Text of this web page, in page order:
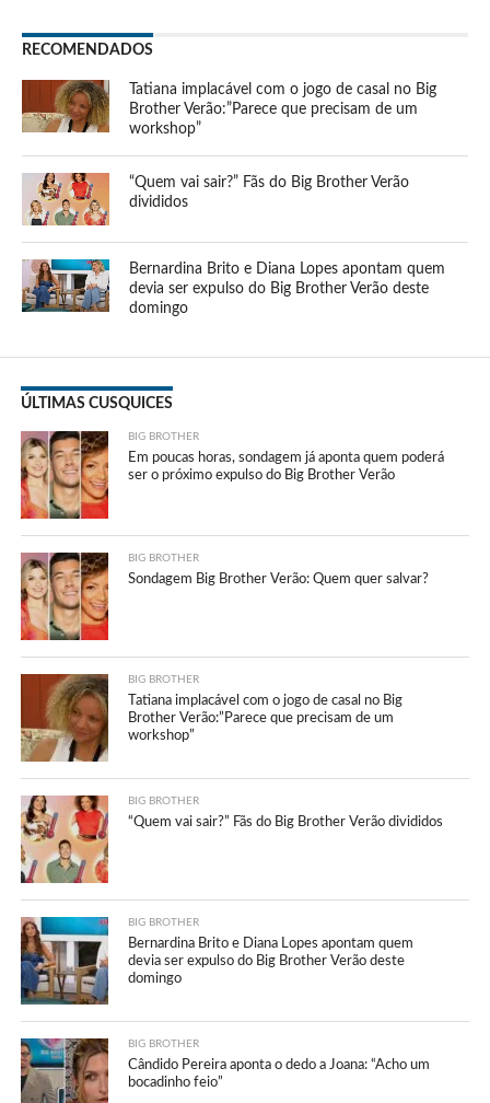
RECOMENDADOS
Tatiana implacável com o jogo de casal no Big
Brother Verão:”Parece que precisam de um
workshop”
“Quem vai sair?” Fãs do Big Brother Verão
divididos
Bernardina Brito e Diana Lopes apontam quem
devia ser expulso do Big Brother Verão deste
domingo
ÚLTIMAS CUSQUICES
BIG BROTHER
Em poucas horas, sondagem já aponta quem poderá
ser o próximo expulso do Big Brother Verão
BIG BROTHER
Sondagem Big Brother Verão: Quem quer salvar?
BIG BROTHER
Tatiana implacável com o jogo de casal no Big
Brother Verão:”Parece que precisam de um
workshop”
BIG BROTHER
“Quem vai sair?” Fãs do Big Brother Verão divididos
BIG BROTHER
Bernardina Brito e Diana Lopes apontam quem
devia ser expulso do Big Brother Verão deste
domingo
BIG BROTHER
Cândido Pereira aponta o dedo a Joana: “Acho um
bocadinho feio”